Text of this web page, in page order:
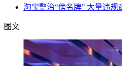
淘宝整治“傍名牌” 大量违规
图文